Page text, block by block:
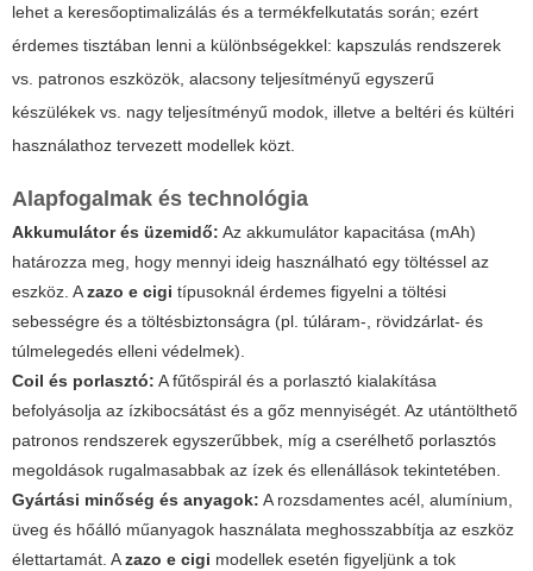
lehet a keresőoptimalizálás és a termékfelkutatás során; ezért
érdemes tisztában lenni a különbségekkel: kapszulás rendszerek
vs. patronos eszközök, alacsony teljesítményű egyszerű
készülékek vs. nagy teljesítményű modok, illetve a beltéri és kültéri
használathoz tervezett modellek közt.
Alapfogalmak és technológia
Akkumulátor és üzemidő: Az akkumulátor kapacitása (mAh)
határozza meg, hogy mennyi ideig használható egy töltéssel az
eszköz. Azazo e cigi típusoknál érdemes figyelni a töltési
sebességre és a töltésbiztonságra (pl. túláram-, rövidzárlat- és
túlmelegedés elleni védelmek).
Coil és porlasztó: A fűtőspirál és a porlasztó kialakítása
befolyásolja az ízkibocsátást és a gőz mennyiségét. Az utántölthető
patronos rendszerek egyszerűbbek, míg a cserélhető porlasztós
megoldások rugalmasabbak az ízek és ellenállások tekintetében.
Gyártási minőség és anyagok: A rozsdamentes acél, alumínium,
üveg és hőálló műanyagok használata meghosszabbítja az eszköz
élettartamát. Azazo e cigi modellek esetén figyeljünk a tok